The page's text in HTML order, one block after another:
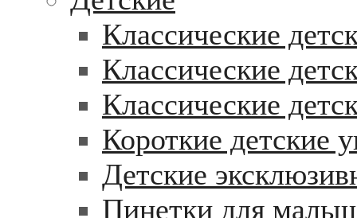
Классические
Классические
Классические
Короткие детские
Детские
Пинетки для